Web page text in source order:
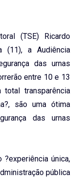
(TSE) Ricardo
(11), a Audiência
das urnas
entre 10 e 13
transparência
são uma ótima
das urnas
única,
pública